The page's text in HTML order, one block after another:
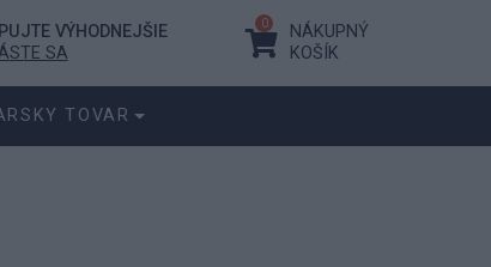
VÝHODNEJŠIE
SA
0
NÁKUPNÝ
KOŠÍK
TOVAR